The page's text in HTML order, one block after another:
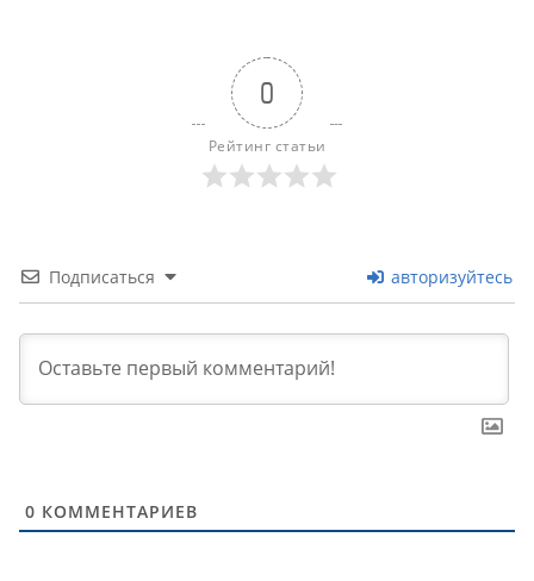
0
Рейтинг статьи
Подписаться авторизуйтесь
0 КОММЕНТАРИЕВ